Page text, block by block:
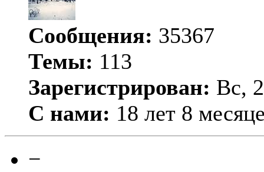
Сообщения: 35367
Темы: 113
Зарегистрирован: Вс,
С нами: 18 лет 8
−